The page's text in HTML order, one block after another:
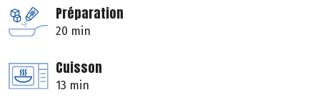
Préparation
20 min
Cuisson
13 min